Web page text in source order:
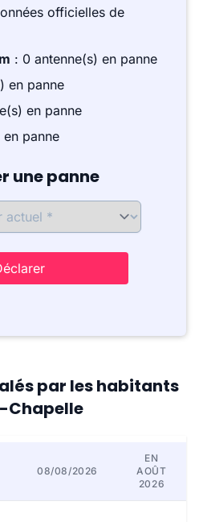
officielles de
: 0 antenne(s) en panne
en panne
en panne
panne
une panne
par les habitants
Chapelle
08/08/2026
EN
AOÛT
2026